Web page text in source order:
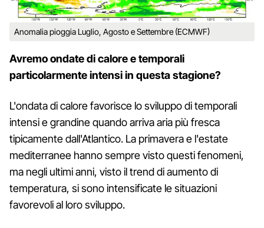
Anomalia pioggia Luglio, Agosto e Settembre (ECMWF)
Avremo ondate di calore e temporali
particolarmente intensi in questa stagione?
L'ondata di calore favorisce lo sviluppo di temporali
intensi e grandine quando arriva aria più fresca
tipicamente dall'Atlantico. La primavera e l'estate
mediterranee hanno sempre visto questi fenomeni,
ma negli ultimi anni, visto il trend di aumento di
temperatura, si sono intensificate le situazioni
favorevoli al loro sviluppo.